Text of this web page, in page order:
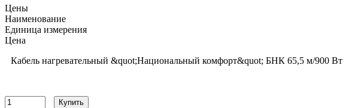
Цены
Наименование
Единица измерения
Цена
Кабель нагревательный &quot;Национальный комфорт&quot; БНК 65,5 м/900 Вт
Купить